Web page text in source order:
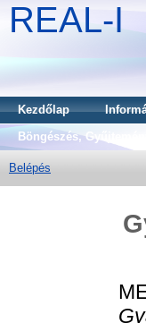
REAL-I
Kezdőlap
Böngészés, Gyűjtemény
Belépés